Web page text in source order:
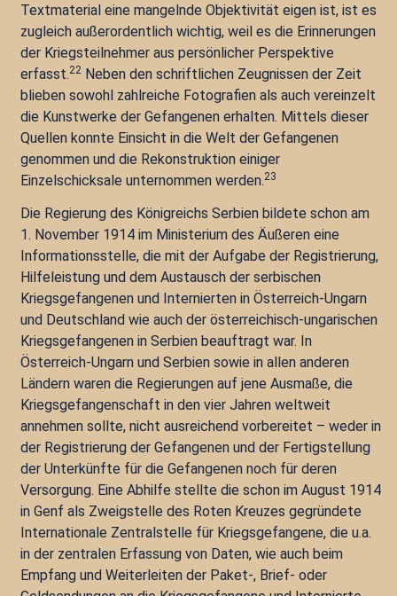
Textmaterial eine mangelnde Objektivität eigen ist, ist es
zugleich außerordentlich wichtig, weil es die Erinnerungen
der Kriegsteilnehmer aus persönlicher Perspektive
erfasst.22 Neben den schriftlichen Zeugnissen der Zeit
blieben sowohl zahlreiche Fotografien als auch vereinzelt
die Kunstwerke der Gefangenen erhalten. Mittels dieser
Quellen konnte Einsicht in die Welt der Gefangenen
genommen und die Rekonstruktion einiger
Einzelschicksale unternommen werden.23
Die Regierung des Königreichs Serbien bildete schon am
1. November 1914 im Ministerium des Äußeren eine
Informationsstelle, die mit der Aufgabe der Registrierung,
Hilfeleistung und dem Austausch der serbischen
Kriegsgefangenen und Internierten in Österreich-Ungarn
und Deutschland wie auch der österreichisch-ungarischen
Kriegsgefangenen in Serbien beauftragt war. In
Österreich-Ungarn und Serbien sowie in allen anderen
Ländern waren die Regierungen auf jene Ausmaße, die
Kriegsgefangenschaft in den vier Jahren weltweit
annehmen sollte, nicht ausreichend vorbereitet – weder in
der Registrierung der Gefangenen und der Fertigstellung
der Unterkünfte für die Gefangenen noch für deren
Versorgung. Eine Abhilfe stellte die schon im August 1914
in Genf als Zweigstelle des Roten Kreuzes gegründete
Internationale Zentralstelle für Kriegsgefangene, die u.a.
in der zentralen Erfassung von Daten, wie auch beim
Empfang und Weiterleiten der Paket-, Brief- oder